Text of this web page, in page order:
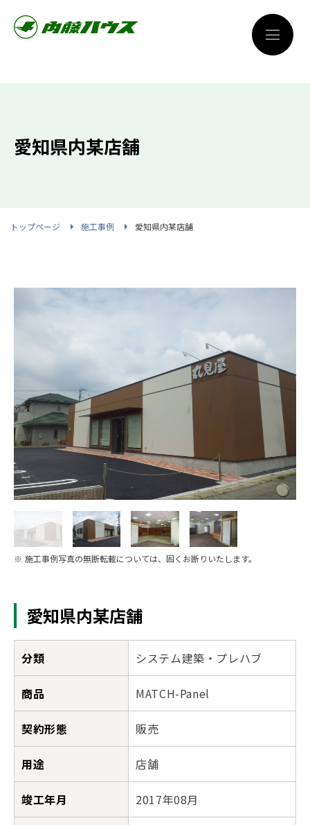
愛知県内某店舗
トップページ 施工事例 愛知県内某店舗
※ 施工事例写真の無断転載については、固くお断りいたします。
愛知県内某店舗
分類 システム建築・プレハブ
商品 MATCH-Panel
契約形態 販売
用途 店舗
竣工年月 2017年08月